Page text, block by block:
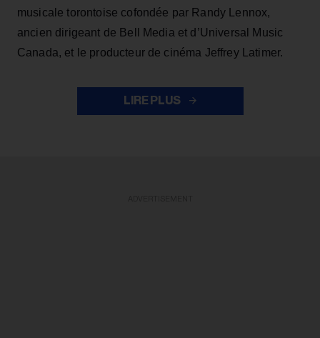
musicale torontoise cofondée par Randy Lennox,
ancien dirigeant de Bell Media et d’Universal Music
Canada, et le producteur de cinéma Jeffrey Latimer.
LIRE PLUS